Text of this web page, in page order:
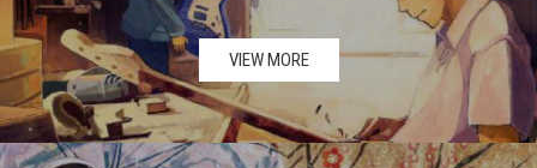
VIEW MORE